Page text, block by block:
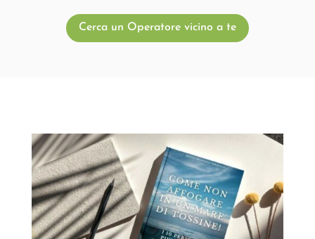
Cerca un Operatore vicino a te